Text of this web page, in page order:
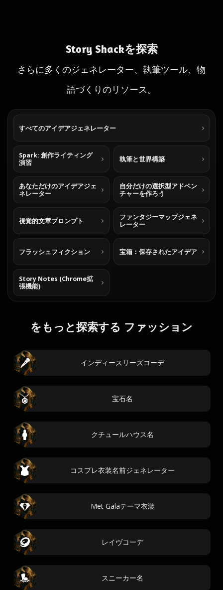
Story Shackを探索
さらに多くのジェネレーター、執筆ツール、物
語づくりのリソース。
すべてのアイデアジェネレーター
Spark: 創作ライティング
演習
執筆と世界構築
あなただけのアイデアジェ
ネレーター
自分だけの選択型アドベン
チャーを作ろう
視覚的文章プロンプト
ファンタジーマップジェネ
レーター
フラッシュフィクション 宝箱：保存されたアイデア
Story Notes (Chrome拡
張機能)
をもっと探索する ファッション
インディースリーズコーデ
宝石名
クチュールハウス名
コスプレ衣装名前ジェネレーター
Met Galaテーマ衣装
レイヴコーデ
スニーカー名